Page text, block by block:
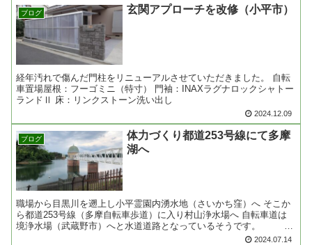
ブログ 玄関アプローチを改修（小平市）
経年汚れで傷んだ門柱をリニューアルさせていただきました。 自転
車置場屋根：フーゴミニ（特寸） 門袖：INAXラグナロックシャトー
ランドⅡ 床：リンクストーン洗い出し
2024.12.09
ブログ
体力づくり都道253号線にて多摩
湖へ
職場から目黒川を遡上し小平霊園内湧水地（さいかち窪）へ そこか
ら都道253号線（多摩自転車歩道）に入り村山浄水場へ 自転車道は
境浄水場（武蔵野市）へと水道道路となっているそうです。 浄
水場から頑張って走って多摩湖へ、狭山湖方向にベルー......2024.07.14